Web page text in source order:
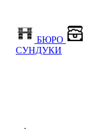
БЮРО
СУНДУКИ